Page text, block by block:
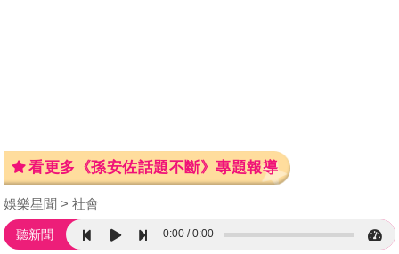
看更多《孫安佐話題不斷》專題報導
娛樂星聞 社會
聽新聞 0:00 0:00